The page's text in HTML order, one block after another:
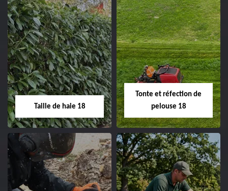
Elagage d'arbre 18
Entreprise élagage
d'arbre 18 Cher tel:
02.52.56.49.40
Abattage d'arbres
18
Entreprise abattage
Taille de haie 18
Taille de haie 18
Tonte et réfection de
pelouse 18
Tonte et réfection